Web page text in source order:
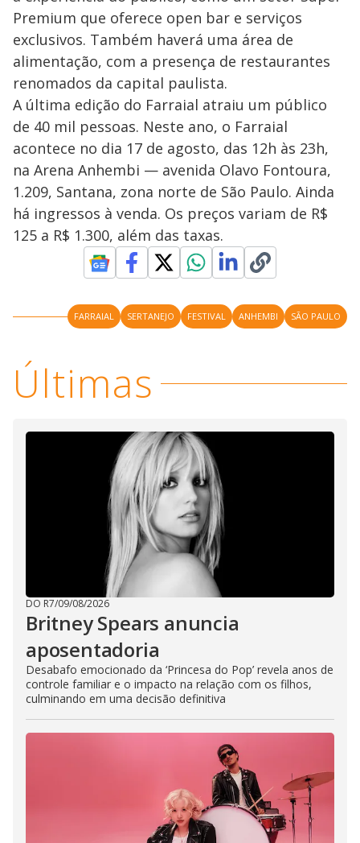
Premium que oferece open bar e serviços
exclusivos. Também haverá uma área de
alimentação, com a presença de restaurantes
renomados da capital paulista.
A última edição do Farraial atraiu um público
de 40 mil pessoas. Neste ano, o Farraial
acontece no dia 17 de agosto, das 12h às 23h,
na Arena Anhembi — avenida Olavo Fontoura,
1.209, Santana, zona norte de São Paulo. Ainda
há ingressos à venda. Os preços variam de R$
125 a R$ 1.300, além das taxas.
FARRAIAL SERTANEJO FESTIVAL ANHEMBI SÃO PAULO
Últimas
DO R7/09/08/2026
Britney Spears anuncia
aposentadoria
Desabafo emocionado da ‘Princesa do Pop’ revela anos de
controle familiar e o impacto na relação com os filhos,
culminando em uma decisão definitiva